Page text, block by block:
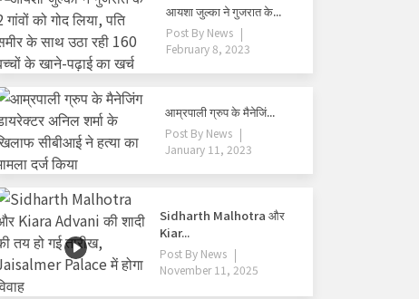
आयशा जुल्का ने गुजरात के...
Post ByNews
February 8, 2023
आम्रपाली ग्रुप के मैनेजिं...
Post ByNews
January 11, 2023
Sidharth Malhotra और
Kiar...
Post By News
November 11, 2025